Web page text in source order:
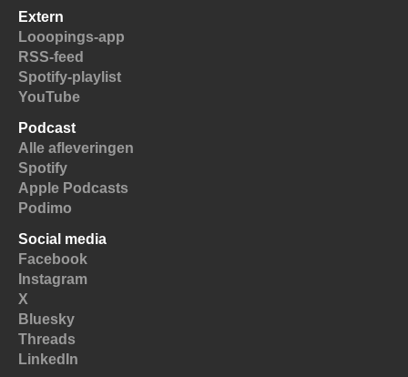
Extern
Looopings-app
RSS-feed
Spotify-playlist
YouTube
Podcast
Alle afleveringen
Spotify
Apple Podcasts
Podimo
Social media
Facebook
Instagram
X
Bluesky
Threads
LinkedIn